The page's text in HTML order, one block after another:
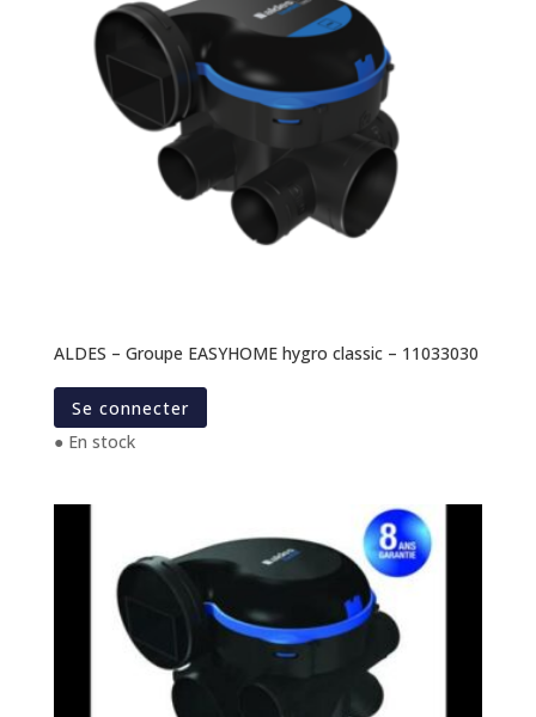
ALDES – Groupe EASYHOME hygro classic – 11033030
Se connecter
● En stock